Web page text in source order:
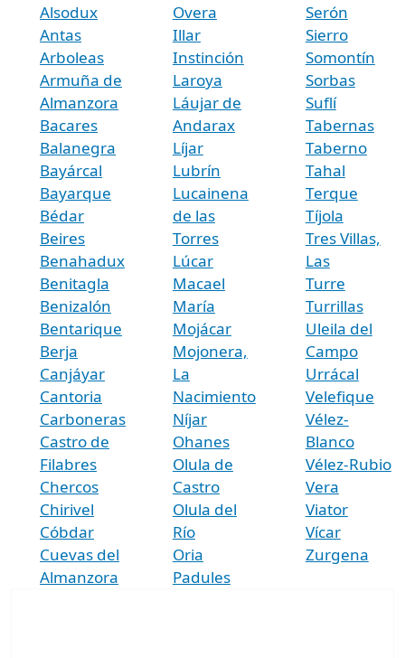
Alsodux
Antas
Arboleas
Armuña de
Almanzora
Bacares
Balanegra
Bayárcal
Bayarque
Bédar
Beires
Benahadux
Benitagla
Benizalón
Bentarique
Berja
Canjáyar
Cantoria
Carboneras
Castro de
Filabres
Chercos
Chirivel
Cóbdar
Cuevas del
Almanzora
Overa
Illar
Instinción
Laroya
Láujar de
Andarax
Líjar
Lubrín
Lucainena
de las
Torres
Lúcar
Macael
María
Mojácar
Mojonera,
La
Nacimiento
Níjar
Ohanes
Olula de
Castro
Olula del
Río
Oria
Padules
Serón
Sierro
Somontín
Sorbas
Suflí
Tabernas
Taberno
Tahal
Terque
Tíjola
Tres Villas,
Las
Turre
Turrillas
Uleila del
Campo
Urrácal
Velefique
Vélez-
Blanco
Vélez-Rubio
Vera
Viator
Vícar
Zurgena